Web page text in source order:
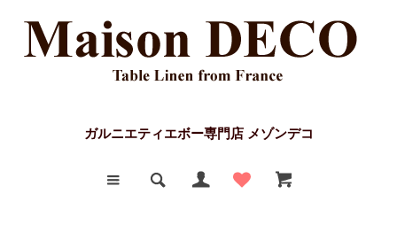
ガルニエティエボー専門店 メゾンデコ